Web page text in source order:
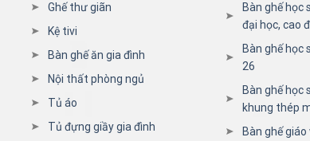
Ghế thư giãn
Kệ tivi
Bàn ghế ăn gia đình
Nội thất phòng ngủ
Tủ áo
Tủ đựng giầy gia đình
Bàn ghế học
đại học, cao
Bàn ghế
26
Bàn ghế học
khung thép
Bàn ghế giáo